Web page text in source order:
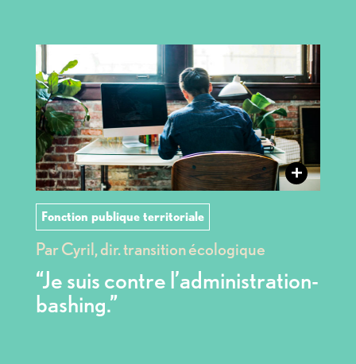
+
Fonction publique territoriale
Par Cyril, dir. transition écologique
“Je suis contre l’administration-
bashing.”